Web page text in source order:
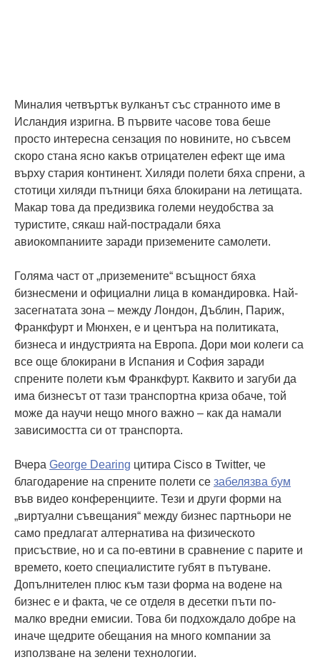
Миналия четвъртък вулканът със странното име в
Исландия изригна. В първите часове това беше
просто интересна сензация по новините, но съвсем
скоро стана ясно какъв отрицателен ефект ще има
върху стария континент. Хиляди полети бяха спрени, а
стотици хиляди пътници бяха блокирани на летищата.
Макар това да предизвика големи неудобства за
туристите, сякаш най-пострадали бяха
авиокомпаниите заради приземените самолети.
Голяма част от „приземените“ всъщност бяха
бизнесмени и официални лица в командировка. Най-
засегнатата зона – между Лондон, Дъблин, Париж,
Франкфурт и Мюнхен, е и центъра на политиката,
бизнеса и индустрията на Европа. Дори мои колеги са
все още блокирани в Испания и София заради
спрените полети към Франкфурт. Каквито и загуби да
има бизнесът от тази транспортна криза обаче, той
може да научи нещо много важно – как да намали
зависимостта си от транспорта.
Вчера George Dearing цитира Cisco в Twitter, че
благодарение на спрените полети се забелязва бум
във видео конференциите. Тези и други форми на
„виртуални съвещания“ между бизнес партньори не
само предлагат алтернатива на физическото
присъствие, но и са по-евтини в сравнение с парите и
времето, което специалистите губят в пътуване.
Допълнителен плюс към тази форма на водене на
бизнес е и факта, че се отделя в десетки пъти по-
малко вредни емисии. Това би подхождало добре на
иначе щедрите обещания на много компании за
използване на зелени технологии.